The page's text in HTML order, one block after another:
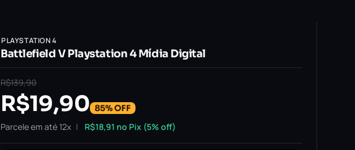
PLAYSTATION 4
Battlefield V Playstation 4 Mídia Digital
R$139,90
R$19,90 85% OFF
Parcele em até 12x R$18,91 no Pix (5% off)